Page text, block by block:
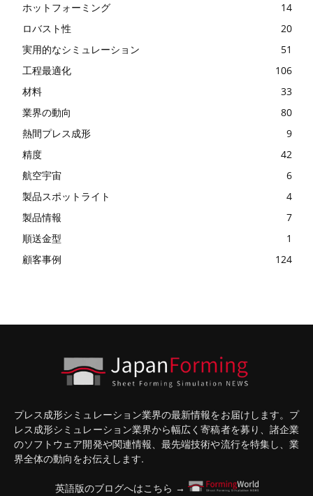
ホットフォーミング
14
ロバスト性
20
実用的なシミュレーション
51
工程最適化
106
材料
33
業界の動向
80
熱間プレス成形
9
精度
42
航空宇宙
6
製品スポットライト
4
製品情報
7
順送金型
1
顧客事例
124
プレス成形シミュレーション業界の最新情報をお届けします。プ
レス成形シミュレーション業界から幅広く寄稿者を募り、諸企業
のソフトウェア開発や関連情報、最先端技術や流行を特集し、業
界全体の動向をお伝えします.
英語版のブログへはこちら →